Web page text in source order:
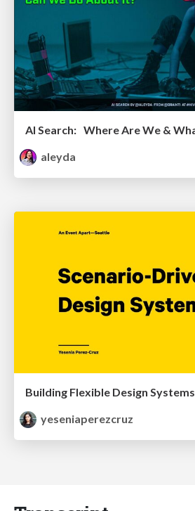
aleyda
Building Flexible Design Systems
yeseniaperezcruz